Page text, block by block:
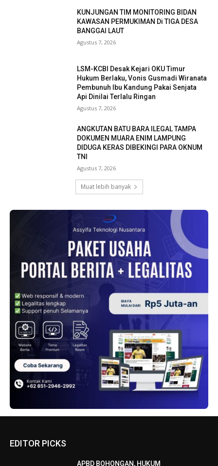
KUNJUNGAN TIM MONITORING BIDAN
KAWASAN PERMUKIMAN Di TIGA DESA
BANGGAI LAUT
Agustus 7, 2026
LSM-KCBI Desak Kejari OKU Timur
Hukum Berlaku, Vonis Gusmadi Wiranata
Pembunuh Ibu Kandung Pakai Senjata
Api Dinilai Terlalu Ringan
Agustus 7, 2026
ANGKUTAN BATU BARA ILEGAL TAMPA
DOKUMEN MUARA ENIM LAMPUNG
DIDUGA KERAS DIBEKINGI PARA OKNUM
TNI
Agustus 7, 2026
Muat lebih banyak
EDITOR PICKS
APBD BOHONGAN, HUKUM